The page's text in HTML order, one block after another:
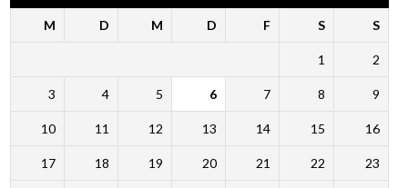
M D M D F S S
1 2
3 4 5 6 7 8 9
10 11 12 13 14 15 16
17 18 19 20 21 22 23